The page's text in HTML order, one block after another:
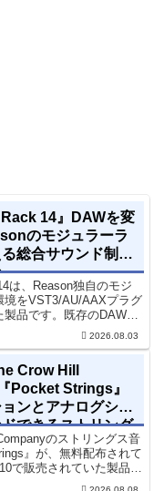
Rack 14』DAWを変
のモジュラーラ
総合サウンド制作
は、Reason独自のモジ
境をVST3/AU/AAXプラグ
品です。既存のDAWを
なく、68種類のシンセや
2026.08.03
Crow Hill
Pocket Strings』
ンとアナログシン
できるストリング
インのストリングス音
』が、無料配布されて
で販売されていた製品で
』についてPocket